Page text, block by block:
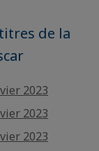
de la
2023
2023
2023